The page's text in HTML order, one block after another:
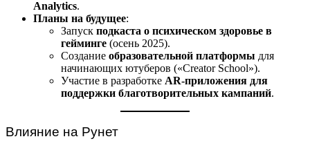
Analytics.
Планы на будущее:
Запуск подкаста о психическом здоровье в
гейминге (осень 2025).
Создание образовательной платформы для
начинающих ютуберов («Creator School»).
Участие в разработке AR-приложения для
поддержки благотворительных кампаний.
Влияние на Рунет